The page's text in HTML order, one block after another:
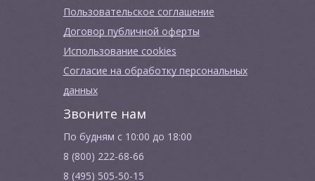
Пользовательское соглашение
Договор публичной оферты
Использование cookies
Согласие на обработку персональных
данных
Звоните нам
По будням с 10:00 до 18:00
8 (800) 222-68-66
8 (495) 505-50-15